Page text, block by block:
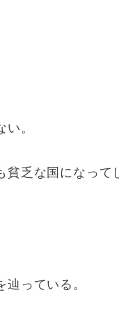
。
貧乏な国になって
っている。